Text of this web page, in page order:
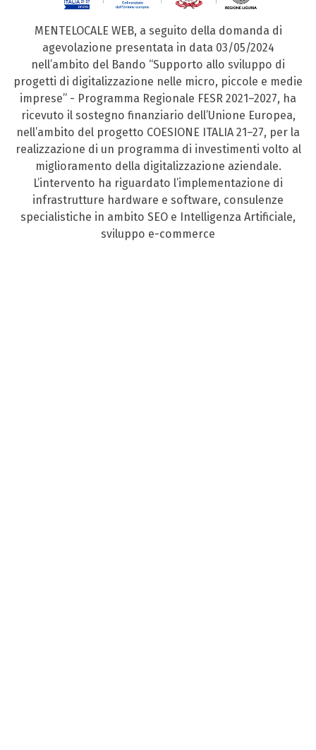
MENTELOCALE WEB, a seguito della domanda di
agevolazione presentata in data 03/05/2024
nell’ambito del Bando “Supporto allo sviluppo di
progetti di digitalizzazione nelle micro, piccole e medie
imprese” - Programma Regionale FESR 2021–2027, ha
ricevuto il sostegno finanziario dell’Unione Europea,
nell’ambito del progetto COESIONE ITALIA 21–27, per la
realizzazione di un programma di investimenti volto al
miglioramento della digitalizzazione aziendale.
L’intervento ha riguardato l’implementazione di
infrastrutture hardware e software, consulenze
specialistiche in ambito SEO e Intelligenza Artificiale,
sviluppo e-commerce